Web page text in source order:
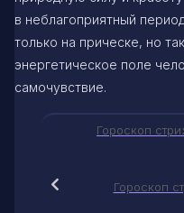
в неблагоприятный
только на прическе, но
энергетическое поле
самочувствие.
Гороскоп
Гороскоп